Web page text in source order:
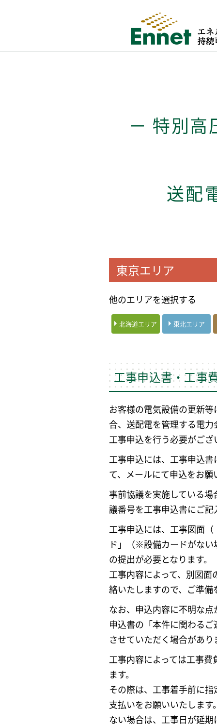
－ 特別
送配
東京エリア
他のエリアを選択する
北海道エリア 東北エリア
工事申込書・工事
お客様の電気設備の更新
合、送配電を管理する電
工事申込を行う必要がござ
工事申込には、工事申込
て、メールにて申込をお願
事前協議を実施している
議番号を工事申込書にご記
工事申込には、工事図面
ド」（※設備カードがな
の提出が必要となります。
工事内容によって、別図
絡いたしますので、ご準
なお、申込内容に不明な
申込書の「本件に関わる
させていただく場合があり
工事内容によっては工事
ます。
その際は、工事着手前に
支払いをお願いいたしま
ない場合は、工事日が延